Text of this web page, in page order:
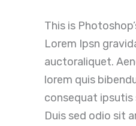
This is
Lorem Ipsn
auctoraliquet.
lorem quis
consequat ipsutis
Duis sed odio sit